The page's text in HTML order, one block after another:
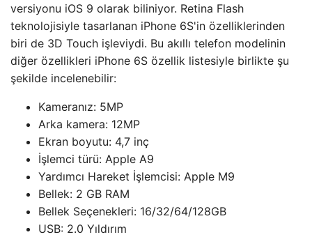
versiyonu iOS 9 olarak biliniyor. Retina Flash
teknolojisiyle tasarlanan iPhone 6S'in özelliklerinden
biri de 3D Touch işleviydi. Bu akıllı telefon modelinin
diğer özellikleri iPhone 6S özellik listesiyle birlikte şu
şekilde incelenebilir:
Kameranız: 5MP
Arka kamera: 12MP
Ekran boyutu: 4,7 inç
İşlemci türü: Apple A9
Yardımcı Hareket İşlemcisi: Apple M9
Bellek: 2 GB RAM
Bellek Seçenekleri: 16/32/64/128GB
USB: 2.0 Yıldırım